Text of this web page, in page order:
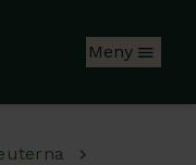
Meny